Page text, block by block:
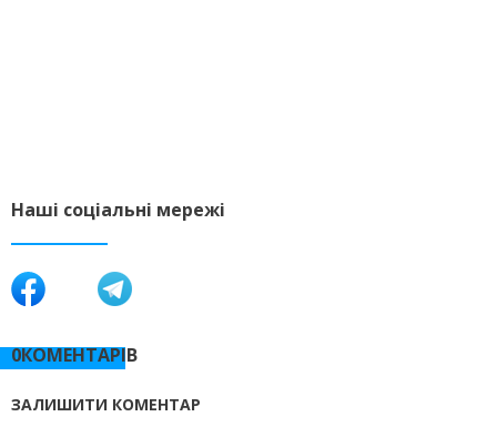
Наші соціальні мережі
0КОМЕНТАРІВ
ЗАЛИШИТИ КОМЕНТАР